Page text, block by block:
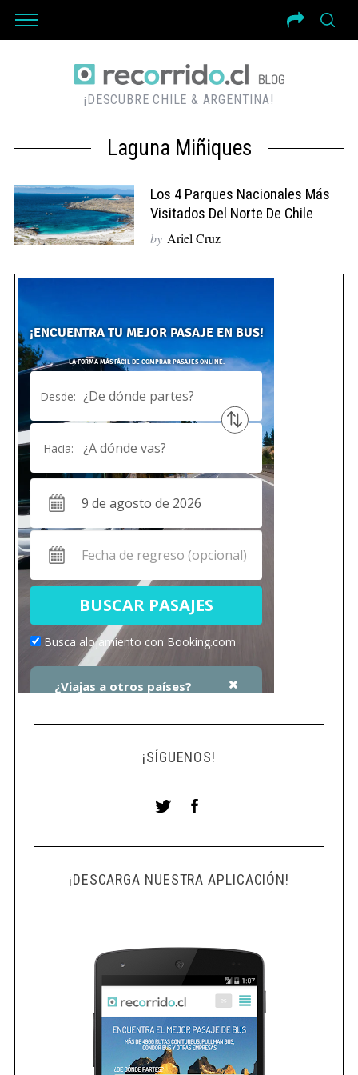
¡DESCUBRE CHILE & ARGENTINA!
Laguna Miñiques
Los 4 Parques Nacionales Más
Visitados Del Norte De Chile
by Ariel Cruz
¡SÍGUENOS!
¡DESCARGA NUESTRA APLICACIÓN!